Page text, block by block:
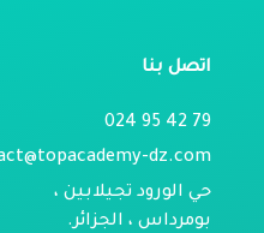
اتصل بنا
79 42 95 024
dz.com
حي الورود تجيلابين ،
بومرداس ، الجزائر.